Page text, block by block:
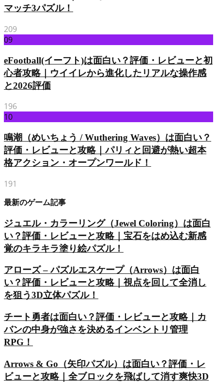
マッチ3パズル！
209
09
eFootball(イーフト)は面白い？評価・レビューと初
心者攻略｜ウイイレから進化したリアルな操作感
と2026評価
196
10
鳴潮（めいちょう / Wuthering Waves）は面白い？
評価・レビューと攻略｜パリィと回避が熱い超本
格アクション・オープンワールド！
191
最新のゲーム記事
ジュエル・カラーリング（Jewel Coloring）は面白
い？評価・レビューと攻略｜宝石をはめ込む新感
覚のキラキラ塗り絵パズル！
アローズ – パズルエスケープ（Arrows）は面白
い？評価・レビューと攻略｜視点を回して全消し
を狙う3D立体パズル！
チート勇者は面白い？評価・レビューと攻略｜カ
バンの中身が強さを決めるインベントリ管理
RPG！
Arrows & Go（矢印パズル）は面白い？評価・レ
ビューと攻略｜全ブロックを飛ばして消す爽快3D